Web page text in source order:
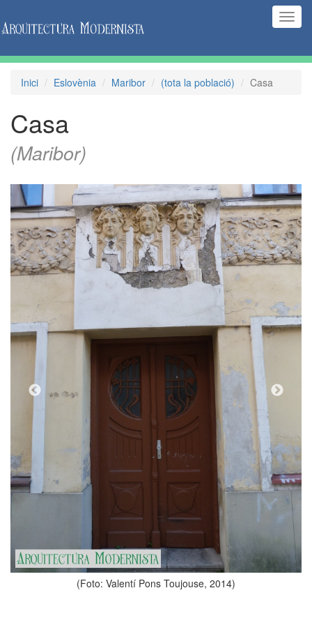
Inici Eslovènia Maribor (tota la població) Casa
Casa
(Maribor)
Toujouse, 2014)
(Foto: Valentí Pons